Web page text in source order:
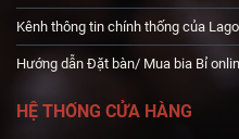
Kênh thông tin chính thống của
Hướng dẫn Đặt bàn/ Mua bia Bỉ
HỆ THỐNG CỬA HÀNG